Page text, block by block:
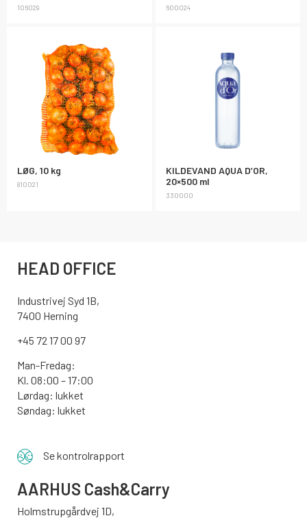
106029 600024
LØG, 10 kg
810021
KILDEVAND AQUA D’OR,
20×500 ml
330000
HEAD OFFICE
Industrivej Syd 1B,
7400 Herning
+45 72 17 00 97
Man-Fredag:
Kl. 08:00 – 17:00
Lørdag: lukket
Søndag: lukket
Se kontrolrapport
AARHUS Cash&Carry
Holmstrupgårdvej 1D,